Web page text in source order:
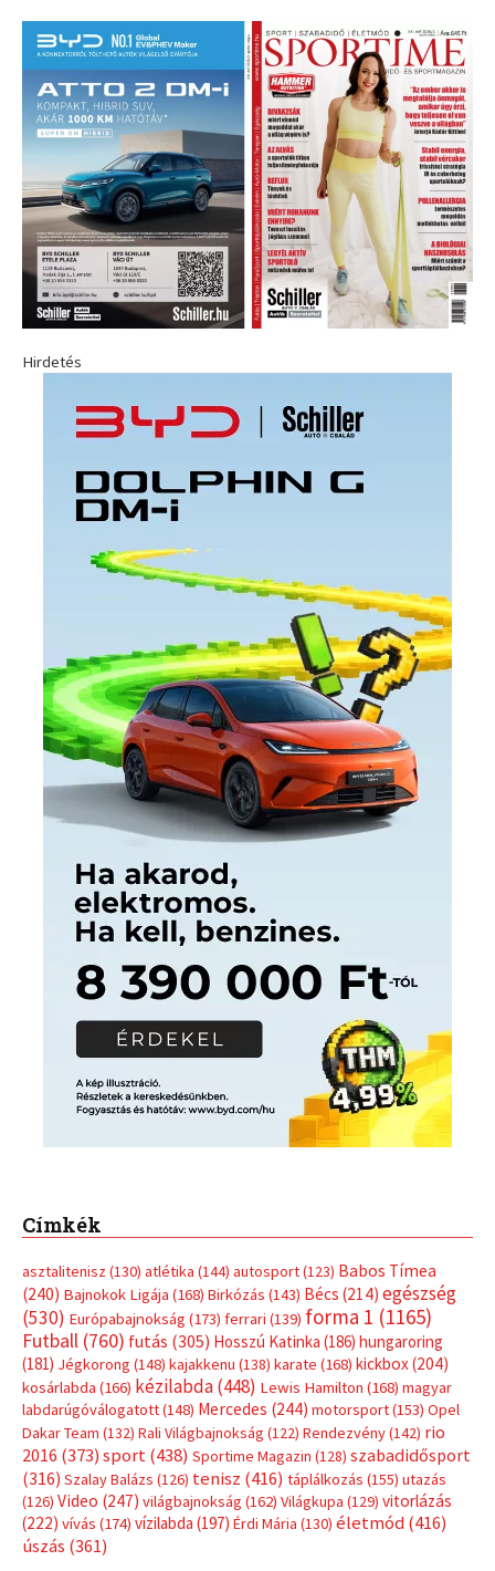
Hirdetés
Címkék
asztalitenisz (130) atlétika (144) autosport(123) Babos Tímea
(240) Bajnokok Ligája (168) Birkózás (143) Bécs (214) egészség
(530) Európabajnokság (173) ferrari (139) forma 1 (1165)
Futball (760) futás (305) Hosszú Katinka (186) hungaroring
(181) Jégkorong (148) kajakkenu (138) karate (168) kickbox(204)
kosárlabda (166) kézilabda(448) Lewis Hamilton (168) magyar
labdarúgóválogatott(148) Mercedes (244) motorsport(153) Opel
Dakar Team (132) Rali Világbajnokság (122) Rendezvény(142) rio
2016 (373) sport(438) Sportime Magazin (128) szabadidősport
(316) Szalay Balázs (126) tenisz (416) táplálkozás (155) utazás
(126) Video (247) világbajnokság (162) Világkupa (129) vitorlázás
(222) vívás (174) vízilabda (197) Érdi Mária (130) életmód(416)
úszás (361)